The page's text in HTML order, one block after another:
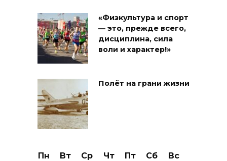
«Физкультура и спорт
— это, прежде всего,
дисциплина, сила
воли и характер!»
Полёт на грани жизни
Пн Вт Ср Чт Пт Сб
Вс